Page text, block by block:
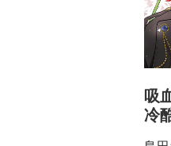
吸
冷